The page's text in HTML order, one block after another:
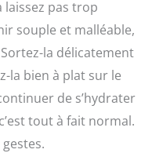
laissez pas trop
souple et malléable,
la délicatement
la bien à plat sur le
de s’hydrater
tout à fait normal.